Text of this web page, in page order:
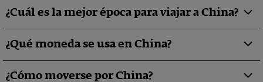
¿Cuál es la mejor época para viajar a China?
¿Qué moneda se usa en China?
¿Cómo moverse por China?